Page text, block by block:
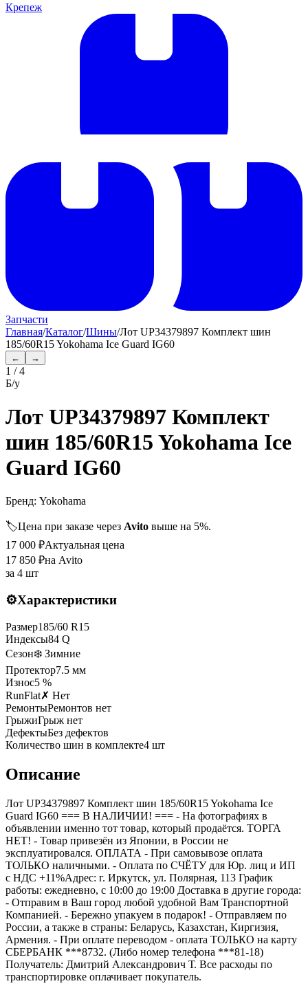
Крепеж
Запчасти
Главная/Каталог/Шины/Лот UP34379897 Комплект шин
185/60R15 Yokohama Ice Guard IG60
← →
1 /4
Б/у
Лот UP34379897 Комплект
шин 185/60R15 Yokohama Ice
Guard IG60
Бренд: Yokohama
🏷️Цена при заказе через Avito выше на 5%.
17 000 ₽Актуальная цена
17 850 ₽на Avito
за 4 шт
⚙️Характеристики
Размер185/60 R15
Индексы84 Q
Сезон❄️ Зимние
Протектор7.5 мм
Износ5 %
RunFlat✗ Нет
РемонтыРемонтов нет
ГрыжиГрыж нет
ДефектыБез дефектов
Количество шин в комплекте4 шт
Описание
Лот UP34379897 Комплект шин 185/60R15 Yokohama Ice
Guard IG60 === B НАЛИЧИИ! === - На фотографиях в
объявлении именно тот товар, который продаётся. ТОРГА
НЕТ! - Товар привезён из Японии, в России не
эксплуатировался. ОПЛАТА - При самовывозе оплата
ТОЛЬКО наличными. - Оплата по СЧЁТУ для Юр. лиц и ИП
с НДС +11%Адрес: г. Иркутск, ул. Полярная, 113 График
работы: ежедневно, с 10:00 до 19:00 Доставка в другие города:
- Отправим в Ваш город любой удобной Вам Транспортной
Компанией. - Бережно упакуем в подарок! - Отправляем по
России, а также в страны: Беларусь, Казахстан, Киргизия,
Армения. - При оплате переводом - оплата ТОЛЬКО на карту
СБЕРБАНК ***8732. (Либо номер телефона ***81-18)
Получатель: Дмитрий Александрович Т. Все расходы по
транспортировке оплачивает покупатель.